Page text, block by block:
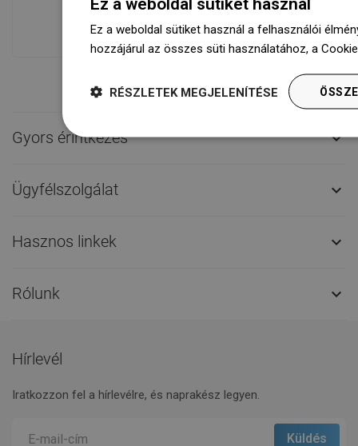
várnak rád.Mindig készen áll a
szállításra!
Gyors érintkezés 
Ügyfélszolgálat 
Hasznos linkek 
Rólunk 
Hírlevél
Iratkozzon fel a hírlevélre, és naprakész legyen.
Ez a weboldal sütiket használ a felhasználói
hozzájárul az összes süti használatához, a
RÉSZLETEK MEGJELENÍTÉSE